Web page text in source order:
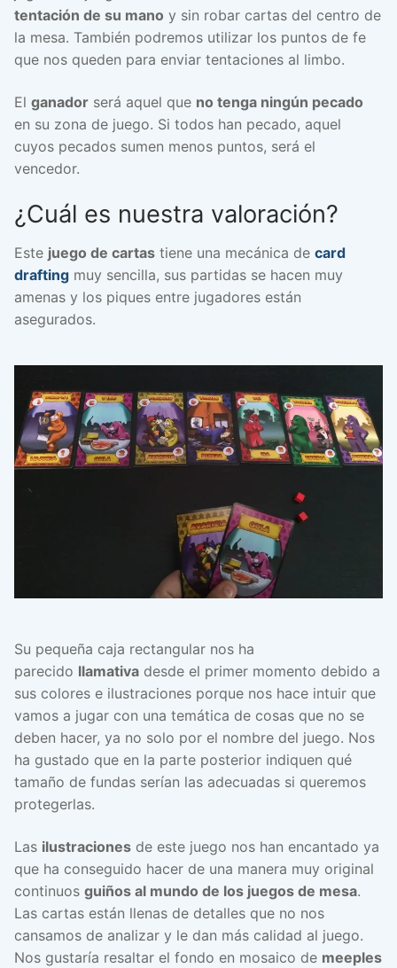
tentación de su mano y sin robar cartas del centro de
la mesa. También podremos utilizar los puntos de fe
que nos queden para enviar tentaciones al limbo.
El ganador será aquel que no tenga ningún pecado
en su zona de juego. Si todos han pecado, aquel
cuyos pecados sumen menos puntos, será el
vencedor.
¿Cuál es nuestra valoración?
Este juego de cartas tiene una mecánica de card
drafting muy sencilla, sus partidas se hacen muy
amenas y los piques entre jugadores están
asegurados.
Su pequeña caja rectangular nos ha
parecido llamativa desde el primer momento debido a
sus colores e ilustraciones porque nos hace intuir que
vamos a jugar con una temática de cosas que no se
deben hacer, ya no solo por el nombre del juego. Nos
ha gustado que en la parte posterior indiquen qué
tamaño de fundas serían las adecuadas si queremos
protegerlas.
Las ilustraciones de este juego nos han encantado ya
que ha conseguido hacer de una manera muy original
continuos guiños al mundo de los juegos de mesa.
Las cartas están llenas de detalles que no nos
cansamos de analizar y le dan más calidad al juego.
Nos gustaría resaltar el fondo en mosaico de meeples